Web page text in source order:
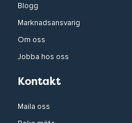
Blogg
Marknadsansvarig
Om oss
Jobba hos oss
Kontakt
Maila oss